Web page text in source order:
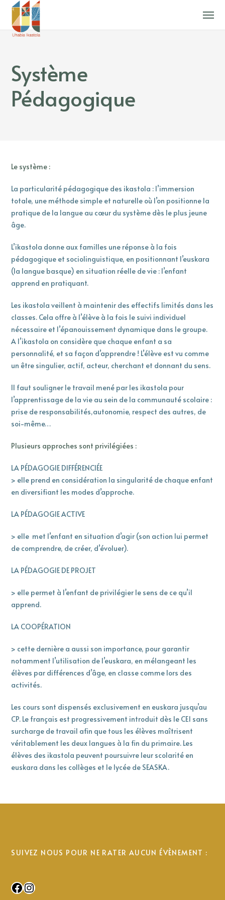
Système
Pédagogique
Le système :
La particularité pédagogique des ikastola : l’immersion
totale, une méthode simple et naturelle où l’on positionne la
pratique de la langue au cœur du système dès le plus jeune
âge.
L’ikastola donne aux familles une réponse à la fois
pédagogique et sociolinguistique, en positionnant l’euskara
(la langue basque) en situation réelle de vie : l’enfant
apprend en pratiquant.
Les ikastola veillent à maintenir des effectifs limités dans les
classes. Cela offre à l’élève à la fois le suivi individuel
nécessaire et l’épanouissement dynamique dans le groupe.
A l’ikastola on considère que chaque enfant a sa
personnalité, et sa façon d’apprendre ! L’élève est vu comme
un être singulier, actif, acteur, cherchant et donnant du sens.
Il faut souligner le travail mené par les ikastola pour
l’apprentissage de la vie au sein de la communauté scolaire :
prise de responsabilités,autonomie, respect des autres, de
soi-même…
Plusieurs approches sont privilégiées :
LA PÉDAGOGIE DIFFÉRENCIÉE
> elle prend en considération la singularité de chaque enfant
en diversifiant les modes d’approche.
LA PÉDAGOGIE ACTIVE
> elle met l’enfant en situation d’agir (son action lui permet
de comprendre, de créer, d’évoluer).
LA PÉDAGOGIE DE PROJET
> elle permet à l’enfant de privilégier le sens de ce qu’il
apprend.
LA COOPÉRATION
> cette dernière a aussi son importance, pour garantir
notamment l’utilisation de l’euskara, en mélangeant les
élèves par différences d’âge, en classe comme lors des
activités.
Les cours sont dispensés exclusivement en euskara jusqu’au
CP. Le français est progressivement introduit dès le CE1 sans
surcharge de travail afin que tous les élèves maîtrisent
véritablement les deux langues à la fin du primaire. Les
élèves des ikastola peuvent poursuivre leur scolarité en
euskara dans les collèges et le lycée de SEASKA.
SUIVEZ NOUS POUR NE RATER AUCUN ÉVÈNEMENT :
Facebook
Instagram